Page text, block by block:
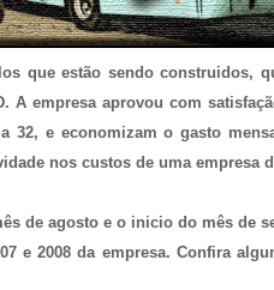
que estão sendo construidos,
A empresa aprovou com
32, e economizam o gasto
nos custos de uma empresa
de agosto e o inicio do mês de
e 2008 da empresa. Confira